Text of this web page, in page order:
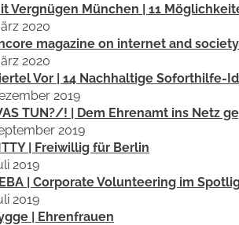
Vergnügen München | 11
2020
magazine on internet and
2020
Vor | 14 Nachhaltige Soforthilfe-
2019
TUN?/! | Dem Ehrenamt ins Netz
2019
| Freiwillig für Berlin
2019
| Corporate Volunteering im
2019
| Ehrenfrauen